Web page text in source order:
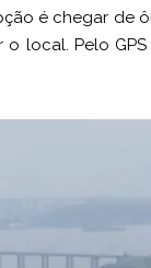
é chegar de
o local. Pelo